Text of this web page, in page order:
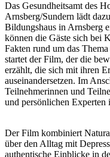
Das Gesundheitsamt des
Arnsberg/Sundern lädt
Bildungshaus in Arnsberg
können die Gäste sich bei
Fakten rund um das
startet der Film, der die
erzählt, die sich mit ihren
auseinandersetzen. Im
Teilnehmerinnen und
und persönlichen Experten
Der Film kombiniert
über den Alltag mit
authentische Einblicke in